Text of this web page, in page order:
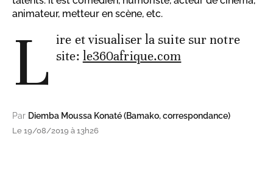
animateur, metteur en scène, etc.
L ire et visualiser la suite sur notre
site: le360afrique.com
Par Diemba Moussa Konaté (Bamako, correspondance)
Le 19/08/2019 à 13h26